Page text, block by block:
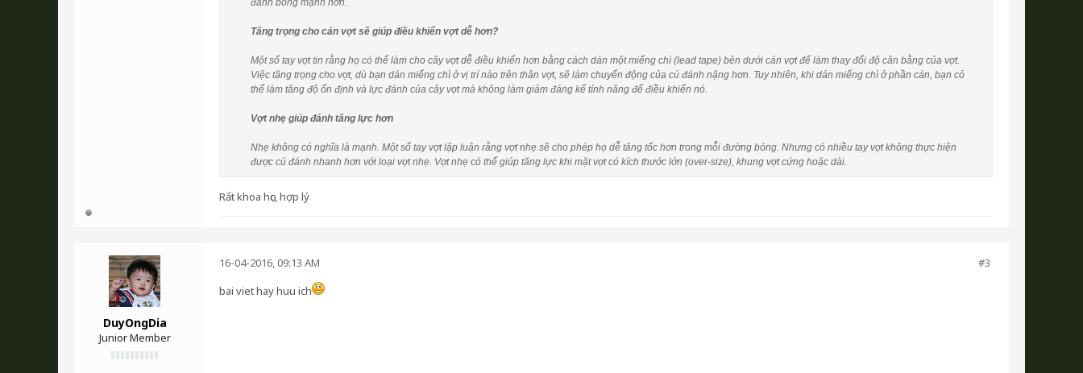
đánh bóng mạnh hơn.
Tăng trọng cho cán vợt sẽ giúp điều khiển vợt dễ hơn?
Một số tay vợt tin rằng họ có thể làm cho cây vợt dễ điều khiển hơn bằng cách dán một miếng chì (lead tape) bên dưới cán vợt để làm thay đổi độ cân bằng của vợt.
Việc tăng trọng cho vợt, dù bạn dán miếng chì ở vị trí nào trên thân vợt, sẽ làm chuyển động của cú đánh nặng hơn. Tuy nhiên, khi dán miếng chì ở phần cán, bạn có
thể làm tăng độ ổn định và lực đánh của cây vợt mà không làm giảm đáng kể tính năng để điều khiển nó.
Vợt nhẹ giúp đánh tăng lực hơn
Nhẹ không có nghĩa là mạnh. Một số tay vợt lập luận rằng vợt nhẹ sẽ cho phép họ dễ tăng tốc hơn trong mỗi đường bóng. Nhưng có nhiều tay vợt không thực hiện
được cú đánh nhanh hơn với loại vợt nhẹ. Vợt nhẹ có thể giúp tăng lực khi mặt vợt có kích thước lớn (over-size), khung vợt cứng hoặc dài.
Rất khoa học, hợp lý
DuyOngDia
Junior Member
#3
16-04-2016, 09:13 AM
bai viet hay huu ich